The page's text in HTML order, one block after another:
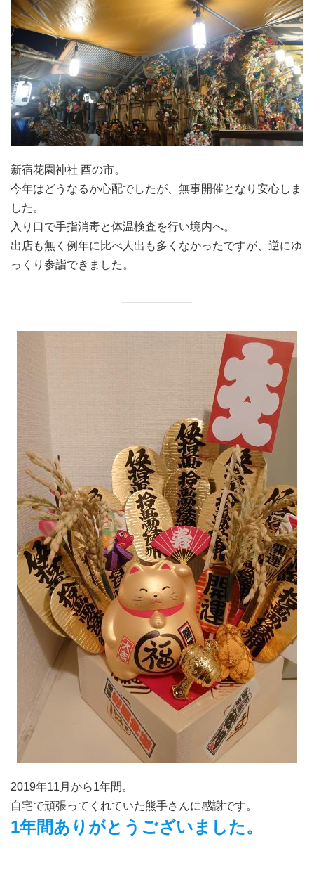
新宿花園神社 酉の市。
今年はどうなるか心配でしたが、無事開催となり安心しま
した。
入り口で手指消毒と体温検査を行い境内へ。
出店も無く例年に比べ人出も多くなかったですが、逆にゆ
っくり参詣できました。
2019年11月から1年間。
自宅で頑張ってくれていた熊手さんに感謝です。
1年間ありがとうございました。